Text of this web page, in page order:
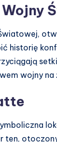
Wojny
historię
wojny na
ten,